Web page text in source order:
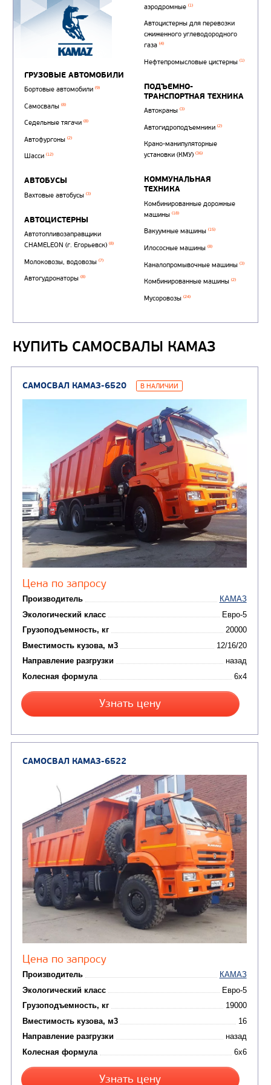
ГРУЗОВЫЕ АВТОМОБИЛИ
Бортовые автомобили
Самосвалы
Седельные тягачи
Автофургоны
Шасси(12)
АВТОБУСЫ
Вахтовые автобусы (3)
АВТОЦИСТЕРНЫ
Автотопливозаправщики
CHAMELEON (г. Егорьевск)
Молоковозы, водовозы
аэродромные
Автоцистерны для
сжиженного
газа (4)
Нефтепромысловые
ПОДЪЕМНО-
ТРАНСПОРТНАЯ
Автокраны(3)
установки (КМУ)(36)
КОММУНАЛЬНАЯ
ТЕХНИКА
Комбинированные
Вакуумные машины
Илососные машины
Каналопромывочные
Мусоровозы (24)
КУПИТЬ САМОСВАЛЫ КАМАЗ
САМОСВАЛ КАМАЗ-6520 В НАЛИЧИИ